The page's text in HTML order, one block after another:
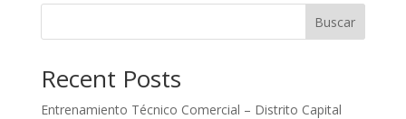
Buscar
Recent Posts
Entrenamiento Técnico Comercial – Distrito Capital